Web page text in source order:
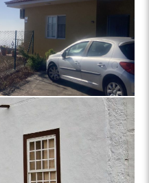
apartamentos y estudio con
parcela en muy buena